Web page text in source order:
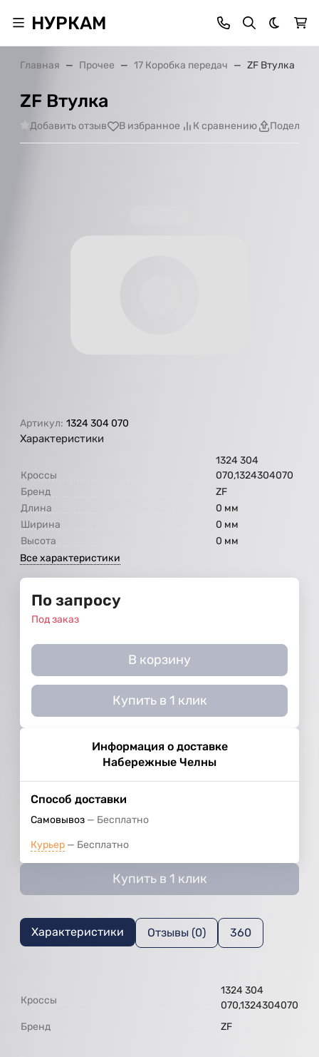
НУРКАМ Темная
Главная Прочее 17 Коробка передач ZF Втулка
ZF Втулка
Добавить отзыв В избранное К сравнению
Артикул: 1324 304 070
Характеристики
Кроссы
1324 304
070,1324304070
Бренд
ZF
Длина
0 мм
Ширина
0 мм
Высота
0 мм
Все характеристики
По запросу
Под заказ
В корзину
Купить в 1 клик
Информация о доставке
Набережные Челны
Способ доставки
Самовывоз Бесплатно
Курьер Бесплатно
Купить в 1 клик
Характеристики Отзывы (0) 360
Кроссы
1324 304
070,1324304070
Бренд
ZF